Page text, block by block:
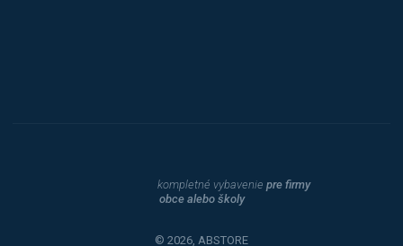
kompletné vybavenie pre firmy
obce alebo školy
© 2026, ABSTORE